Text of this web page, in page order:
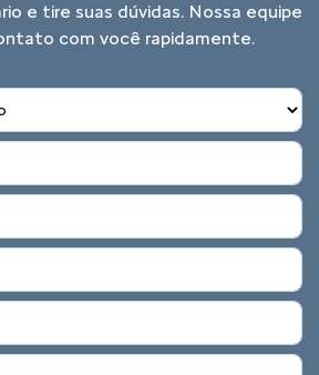
e tire suas dúvidas. Nossa equipe
com você rapidamente.